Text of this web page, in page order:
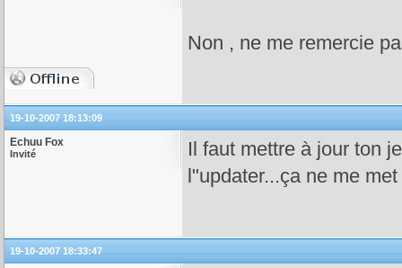
Non , ne me remercie
19-10-2007 18:13:09
Echuu Fox
Invité
Il faut mettre à jour ton
l"updater...ça ne me
19-10-2007 18:33:47